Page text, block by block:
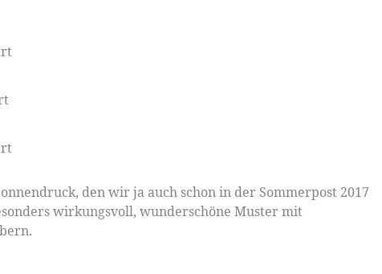
den wir ja auch schon in der Sommerpost 2017
wirkungsvoll, wunderschöne Muster mit